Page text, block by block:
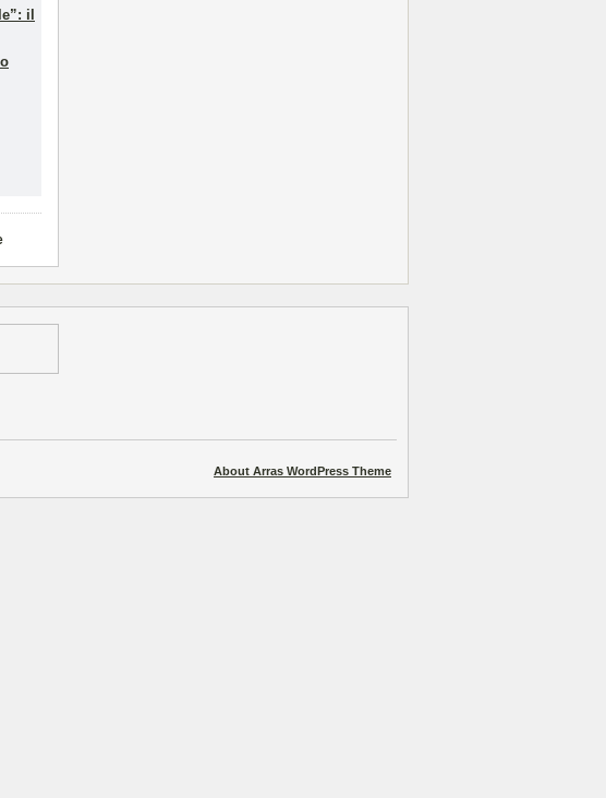
il
About Arras WordPress Theme